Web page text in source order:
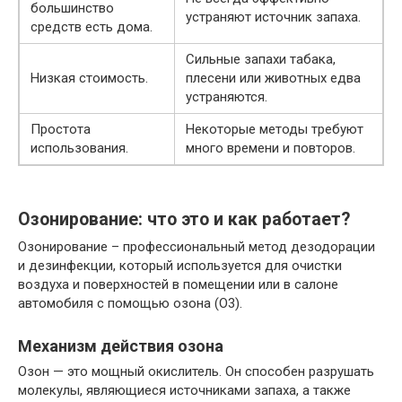
большинство
средств есть дома.
устраняют источник запаха.
Низкая стоимость.
Сильные запахи табака,
плесени или животных едва
устраняются.
Простота
использования.
Некоторые методы требуют
много времени и повторов.
Озонирование: что это и как работает?
Озонирование – профессиональный метод дезодорации
и дезинфекции, который используется для очистки
воздуха и поверхностей в помещении или в салоне
автомобиля с помощью озона (O3).
Механизм действия озона
Озон — это мощный окислитель. Он способен разрушать
молекулы, являющиеся источниками запаха, а также